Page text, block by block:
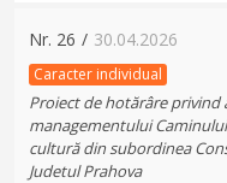
Nr. 26 / 30.04.2026
Caracter individual
Proiect de hotărâre privind
managementului
cultură din subordinea
Judetul Prahova